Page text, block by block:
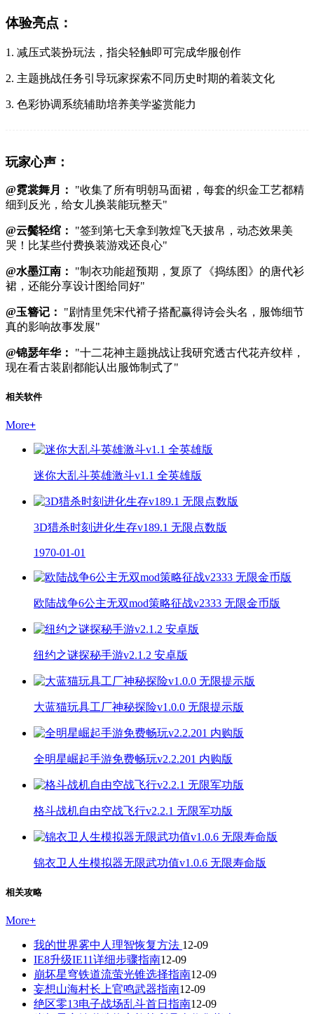
体验亮点：
1. 减压式装扮玩法，指尖轻触即可完成华服创作
2. 主题挑战任务引导玩家探索不同历史时期的着装文化
3. 色彩协调系统辅助培养美学鉴赏能力
玩家心声：
@霓裳舞月：
"收集了所有明朝马面裙，每套的织金工艺都精
细到反光，给女儿换装能玩整天"
@云鬓轻绾：
"签到第七天拿到敦煌飞天披帛，动态效果美
哭！比某些付费换装游戏还良心"
@水墨江南：
"制衣功能超预期，复原了《捣练图》的唐代衫
裙，还能分享设计图给同好"
@玉簪记：
"剧情里凭宋代褙子搭配赢得诗会头名，服饰细节
真的影响故事发展"
@锦瑟年华：
"十二花神主题挑战让我研究透古代花卉纹样，
现在看古装剧都能认出服饰制式了"
相关软件
More+
迷你大乱斗英雄激斗v1.1 全英雄版
3D猎杀时刻进化生存v189.1 无限点数版
1970-01-01
欧陆战争6公主无双mod策略征战v2333 无限金币版
纽约之谜探秘手游v2.1.2 安卓版
大蓝猫玩具工厂神秘探险v1.0.0 无限提示版
全明星崛起手游免费畅玩v2.2.201 内购版
格斗战机自由空战飞行v2.2.1 无限军功版
锦衣卫人生模拟器无限武功值v1.0.6 无限寿命版
相关攻略
More+
我的世界雾中人理智恢复方法 12-09
IE8升级IE11详细步骤指南12-09
崩坏星穹铁道流萤光锥选择指南12-09
妄想山海村长上官鸣武器指南12-09
绝区零13电子战场乱斗首日指南12-09